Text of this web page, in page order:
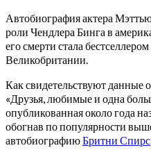
Автобиография актера
роли Чендлера Бинга в
его смерти стала
Великобритании.
Как свидетельствуют данные
«Друзья, любимые и одна
опубликованная около года
обогнав по популярности
автобиографиюБритни Спирс